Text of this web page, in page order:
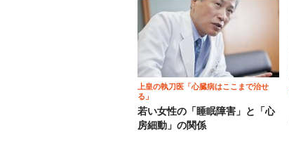
上皇の執刀医「心臓病はここまで治せ
る」
若い女性の「睡眠障害」と「心
房細動」の関係